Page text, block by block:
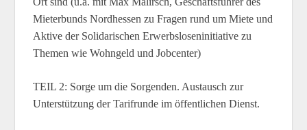
Mieterbunds Nordhessen zu Fragen rund um Miete und
Aktive der Solidarischen Erwerbsloseninitiative zu
Themen wie Wohngeld und Jobcenter)
TEIL 2: Sorge um die Sorgenden. Austausch zur
Unterstützung der Tarifrunde im öffentlichen Dienst.